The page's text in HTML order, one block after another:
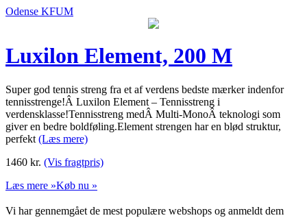
Odense KFUM
Luxilon Element, 200 M
Super god tennis streng fra et af verdens bedste mærker indenfor
tennisstrenge!Â Luxilon Element – Tennisstreng i
verdensklasse!Tennisstreng medÂ Multi-MonoÂ teknologi som
giver en bedre boldføling.Element strengen har en blød struktur,
perfekt (Læs mere)
1460 kr. (Vis fragtpris)
Læs mere »Køb nu »
Vi har gennemgået de mest populære webshops og anmeldt dem